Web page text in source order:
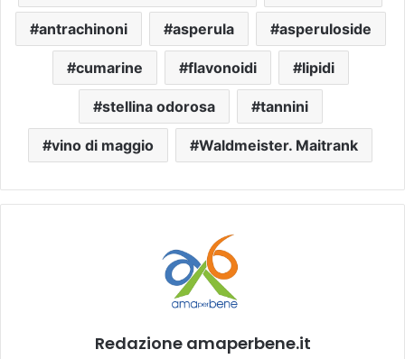
antrachinoni asperula asperuloside
cumarine flavonoidi lipidi
stellina odorosa tannini
vino di maggio Waldmeister. Maitrank
Redazione amaperbene.it